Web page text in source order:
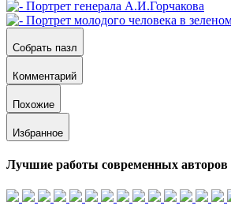
Собрать пазл
Комментарий
Похожие
Избранное
Лучшие работы современных авторов